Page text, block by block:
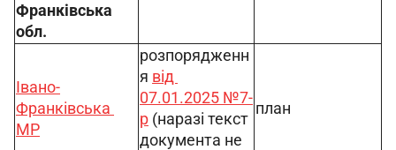
Франківська
обл.
Івано-
Франківська
МР
розпорядженн
я від
07.01.2025 №7-
р (наразі текст
документа не
план